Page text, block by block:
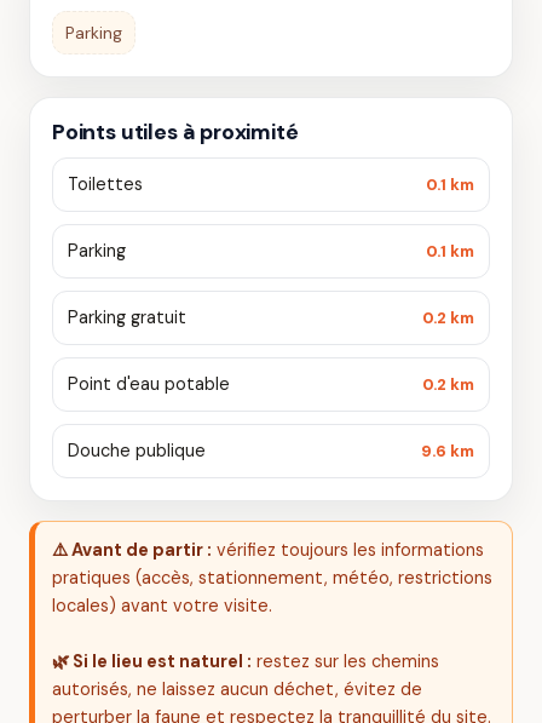
Parking
Points utiles à proximité
Toilettes 0.1 km
Parking 0.1 km
Parking gratuit 0.2 km
Point d'eau potable 0.2 km
Douche publique 9.6 km
⚠️ Avant de partir : vérifiez toujours les informations
pratiques (accès, stationnement, météo, restrictions
locales) avant votre visite.
🌿 Si le lieu est naturel : restez sur les chemins
autorisés, ne laissez aucun déchet, évitez de
perturber la faune et respectez la tranquillité du site.